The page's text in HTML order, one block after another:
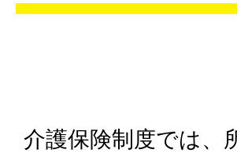
介護保険制度では、